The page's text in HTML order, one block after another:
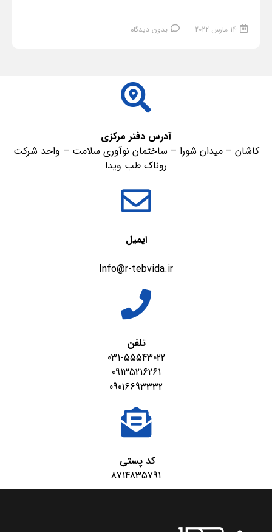
14 مارس 2022 بدون دیدگاه
آدرس دفتر مرکزی
کاشان – میدان شورا – ساختمان نوآوری سلامت – واحد شرکت
روناک طب ویدا
ایمیل
Info@r-tebvida.ir
تلفن
031-55543022
09135216261
09016693332
کد پستی
8714835791